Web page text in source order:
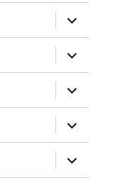
öffnen
öffnen
öffnen
öffnen
öffnen